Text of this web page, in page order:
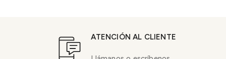
ATENCIÓN AL CLIENTE